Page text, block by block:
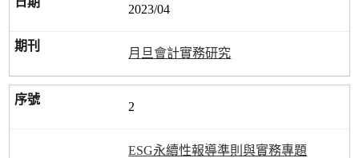
2023/04
月旦會計實務研究
2
ESG永續性報導準則與實務專題